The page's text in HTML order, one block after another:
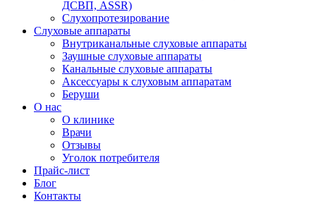
ДСВП, ASSR)
Слухопротезирование
Слуховые аппараты
Внутриканальные слуховые аппараты
Заушные слуховые аппараты
Канальные слуховые аппараты
Аксессуары к слуховым аппаратам
Беруши
О нас
О клинике
Врачи
Отзывы
Уголок потребителя
Прайс-лист
Блог
Контакты